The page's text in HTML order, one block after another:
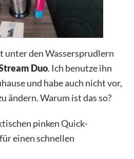
unter den Wassersprudlern
Duo. Ich benutze ihn
und habe auch nicht vor,
ändern. Warum ist das so?
pinken Quick-
einen schnellen